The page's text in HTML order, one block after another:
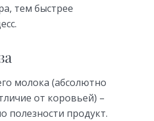
тем быстрее
молока (абсолютно
от коровьей) –
полезности продукт.